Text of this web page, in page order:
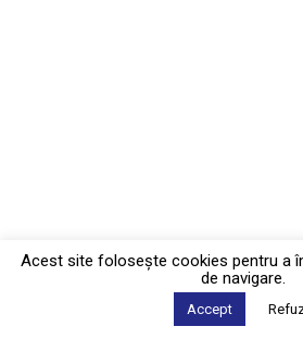
Acest site foloseşte cookies pentru a
de navigare.
Accept